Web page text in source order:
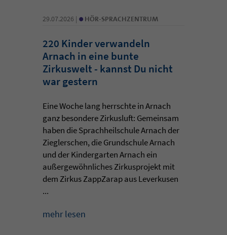
29.07.2026 | • HÖR-SPRACHZENTRUM
220 Kinder verwandeln
Arnach in eine bunte
Zirkuswelt - kannst Du nicht
war gestern
Eine Woche lang herrschte in Arnach
ganz besondere Zirkusluft: Gemeinsam
haben die Sprachheilschule Arnach der
Zieglerschen, die Grundschule Arnach
und der Kindergarten Arnach ein
außergewöhnliches Zirkusprojekt mit
dem Zirkus ZappZarap aus Leverkusen
...
mehr lesen